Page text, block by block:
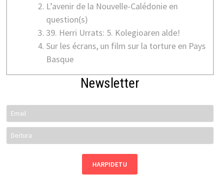
L’avenir de la Nouvelle-Calédonie en
question(s)
39. Herri Urrats: 5. Kolegioaren alde!
Sur les écrans, un film sur la torture en Pays
Basque
Newsletter